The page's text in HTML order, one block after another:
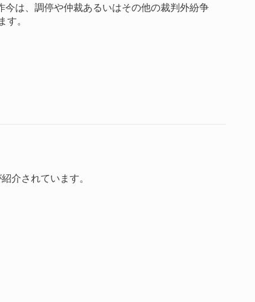
は、調停や仲裁あるいはその他の裁判外紛争
す。
介されています。